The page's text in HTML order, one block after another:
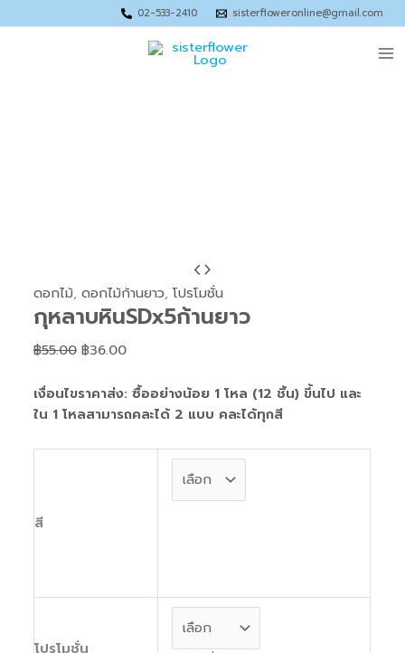
to
02-533-2410 sisterfloweronline@gmail.com
-35%
ดอกไม้,ดอกไม้ก้านยาว,โปรโมชั่น
กุหลาบหินSDx5ก้านยาว
฿55.00
price
was:
฿36.00
price
is:
เงื่อนไขราคาส่ง: ซื้ออย่างน้อย 1 โหล (12 ชิ้น) ขึ้นไป และ
ใน 1 โหลสามารถคละได้ 2 แบบ คละได้ทุกสี
สี
โปรโมชั่น
กุหลาบ
หินSDx5ก้าน
ยาว
ชิ้น
Price
range:
฿125.00
through
Price
range:
฿89.00
through
Price
range:
฿75.00
through